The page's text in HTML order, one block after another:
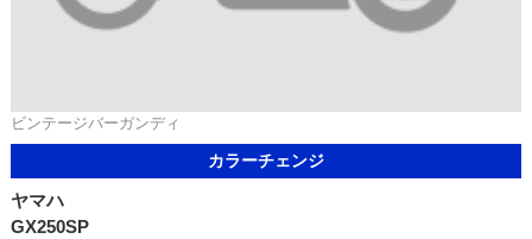
ビンテージバーガンディ
カラーチェンジ
ヤマハ
GX250SP